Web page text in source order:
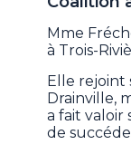
Mme
à Trois-
Elle rejoint
Drainville,
a fait valoir
de